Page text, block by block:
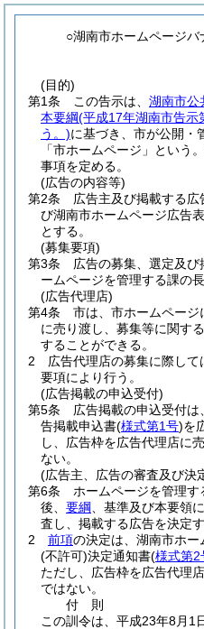
○湖南市ホームページ
(目的)
第1条
この告示は、 湖南市公
本要綱(平成17年湖南市告示
う。)に基づき、市が公開・
「市ホームページ」という
事項を定める。
(広告の内容等)
第2条
広告主及び掲載する広
び湖南市ホームページ広告
とする。
(募集要項)
第3条
広告の募集、選定及
ームページを管理する課の
(広告代理店)
第4条
市は、市ホームペー
に売り渡し、募集等に関す
することができる。
2
広告代理店の募集に際し
要項により行う。
(広告掲載の申込受付)
第5条
広告掲載の申込受付
告掲載申込書(様式第1号)を
し、広告枠を広告代理店に
ない。
(広告主、広告の審査及び決
第6条
ホームページを管理す
後、 要綱
、基準及び本要領
査し、掲載する広告を決定す
2
前項の決定は、湖南市ホ
(不許可)決定通知書(様式第2
ただし、広告枠を広告代理
ではない。
付 則
この訓令は、平成23年8月1